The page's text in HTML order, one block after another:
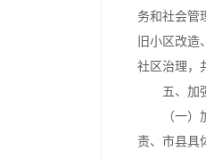
务和社会管
旧小区改
社区治理，
五、加
（一）加
责、市县具